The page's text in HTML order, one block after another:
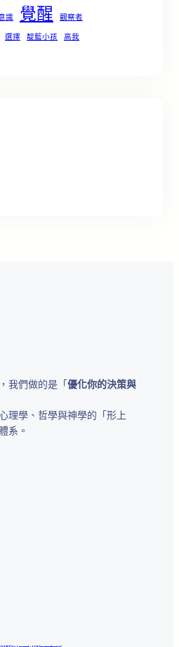
識 覺醒 觀察者
選擇 靛藍小孩 高我
我們做的是「優化你的決策與
理學、哲學與神學的「形上
系。